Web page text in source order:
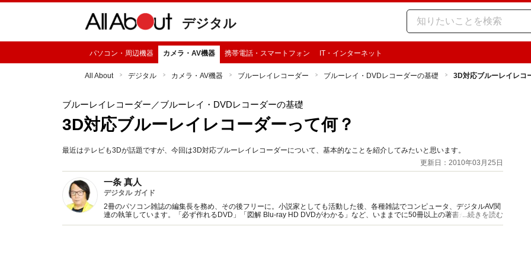
デジタル
パソコン・周辺機器 カメラ・AV機器 携帯電話・スマートフォン IT・インターネット
All About デジタル カメラ・AV機器 ブルーレイレコーダー ブルーレイ・DVDレコーダーの基礎 3D対応ブルーレイレコ
ブルーレイレコーダー ／ブルーレイ・DVDレコーダーの基礎
3D対応ブルーレイレコーダーって何？
最近はテレビも3Dが話題ですが、今回は3D対応ブルーレイレコーダーについて、基本的なことを紹介してみたいと思います。
更新日：2010年03月25日
一条 真人
デジタル ガイド
2冊のパソコン雑誌の編集長を務め、その後フリーに。小説家としても活動した後、各種雑誌でコンピュータ、デジタルAV関
連の執筆しています。「必ず作れるDVD」「図解 Blu-ray HD DVDがわかる」など、いままでに50冊以上の著書があります。
...続きを読む